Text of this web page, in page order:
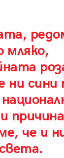
мляко,
ни сини
че и